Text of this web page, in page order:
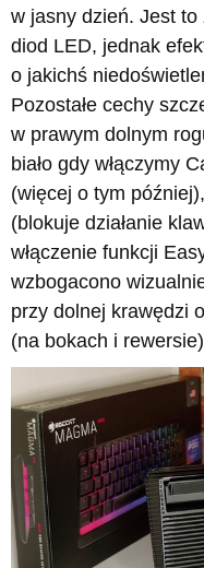
w jasny dzień. Jest to
diod LED, jednak
o jakichś
Pozostałe cechy
w prawym dolnym
biało gdy włączymy
(więcej o tym
(blokuje działanie
włączenie funkcji
wzbogacono
przy dolnej krawędzi
(na bokach i